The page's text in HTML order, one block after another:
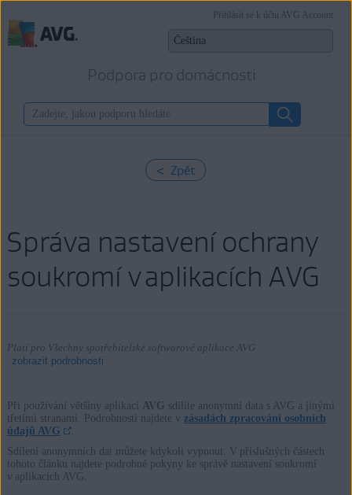
Podpora pro domácnosti
Přihlásit se k účtu AVG Account
< Zpět
Správa nastavení ochrany
soukromí v aplikacích AVG
Platí pro Všechny spotřebitelské softwarové aplikace AVG
zobrazit podrobnosti
Produkty:
Všechny spotřebitelské softwarové aplikace AVG
Při používání většiny aplikací AVG sdílíte anonymní data s AVG a jinými
třetími stranami. Podrobnosti najdete v zásadách zpracování osobních
údajů AVG
.
Sdílení anonymních dat můžete kdykoli vypnout. V příslušných částech
tohoto článku najdete podrobné pokyny ke správě nastavení soukromí
v aplikacích AVG.